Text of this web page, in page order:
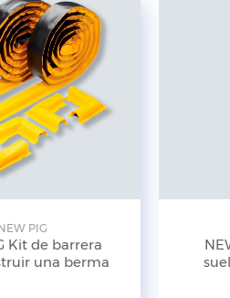
PIG
Kit de barrera
una berma